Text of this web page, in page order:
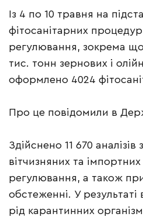
Із 4 по 10 травня на
фітосанітарних процедур
регулювання, зокрема
тис. тонн зернових і
оформлено 4024
Про це повідомили в
Здійснено 11 670 аналізів
вітчизняних та імпортних
регулювання, а також
обстеженні. У
рід карантинних